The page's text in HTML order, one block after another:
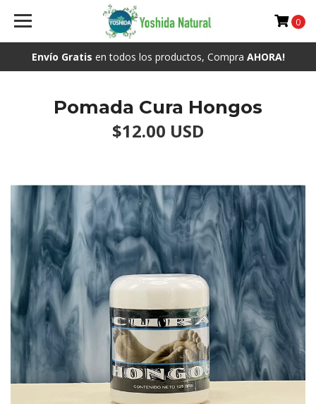
Envío Gratis en todos los productos, Compra AHORA!
0
Pomada Cura Hongos
$12.00 USD